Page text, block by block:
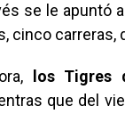
se le apuntó
cinco carreras,
los Tigres
que del